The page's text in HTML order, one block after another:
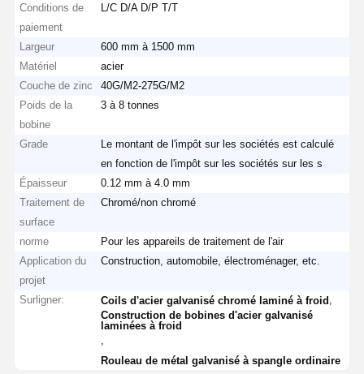
Conditions de
paiement
L/C D/A D/P T/T
Largeur
600 mm à 1500 mm
Matériel
acier
Couche de zinc
40G/M2-275G/M2
Poids de la
bobine
3 à 8 tonnes
Grade
Le montant de l'impôt sur les sociétés est calculé
en fonction de l'impôt sur les sociétés sur les s
Épaisseur
0.12 mm à 4.0 mm
Traitement de
surface
Chromé/non chromé
norme
Pour les appareils de traitement de l'air
Application du
projet
Construction, automobile, électroménager, etc.
Surligner: Coils d'acier galvanisé chromé laminé à froid
Construction de bobines d'acier galvanisé
laminées à froid
Rouleau de métal galvanisé à spangle ordinaire